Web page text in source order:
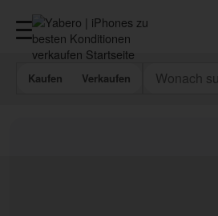
Kaufen Verkaufen